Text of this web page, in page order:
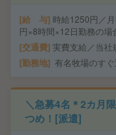
給 与 時給1250円／
円×8時間×12日勤務の場
交通費 実費支給／当社
勤務地 有名牧場のすぐ
＼急募4名＊2カ月
つめ！[派遣]